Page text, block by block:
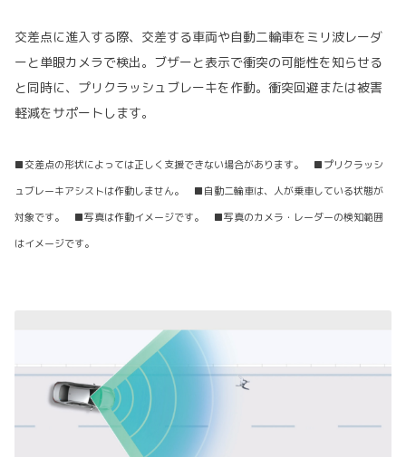
交差点に進入する際、交差する車両や自動二輪車をミリ波レーダ
ーと単眼カメラで検出。ブザーと表示で衝突の可能性を知らせる
と同時に、プリクラッシュブレーキを作動。衝突回避または被害
軽減をサポートします。
■交差点の形状によっては正しく支援できない場合があります。 ■プリクラッシ
ュブレーキアシストは作動しません。 ■自動二輪車は、人が乗車している状態が
対象です。 ■写真は作動イメージです。 ■写真のカメラ・レーダーの検知範囲
はイメージです。